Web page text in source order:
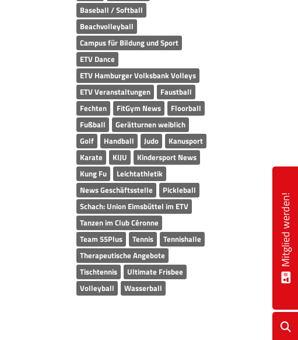
Baseball / Softball
Beachvolleyball
Campus für Bildung und Sport
ETV Dance
ETV Hamburger Volksbank Volleys
ETV Veranstaltungen
Faustball
Fechten
FitGym News
Floorball
Fußball
Gerätturnen weiblich
Golf
Handball Judo
Kanusport
Karate
KIJU
Kindersport News
Kung Fu
Leichtathletik
News Geschäftsstelle
Pickleball
Schach: Union Eimsbüttel im ETV
Tanzen im Club Céronne
Team 55Plus
Tennis
Tennishalle
Therapeutische Angebote
Tischtennis
Ultimate Frisbee
Volleyball
Wasserball
Mitglied werden!